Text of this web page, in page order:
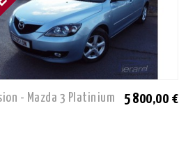
- Mazda 3 Platinium 5 800,00 €